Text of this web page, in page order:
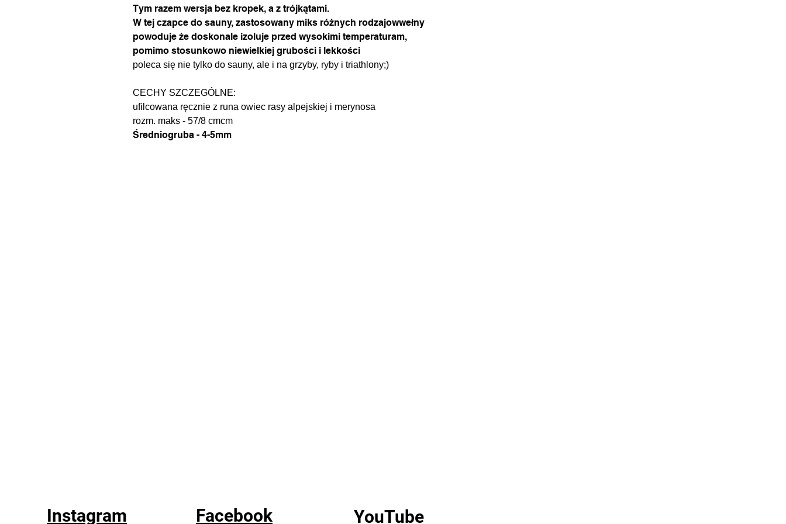
Tym razem wersja bez kropek, a z trójkątami.
W tej czapce do sauny, zastosowany miks różnych rodzajowwełny
powoduje że doskonale izoluje przed wysokimi temperaturam,
pomimo stosunkowo niewielkiej grubości i lekkości
poleca się nie tylko do sauny, ale i na grzyby, ryby i triathlony;)
CECHY SZCZEGÓLNE:
ufilcowana ręcznie z runa owiec rasy alpejskiej i merynosa
rozm. maks - 57/8 cmcm
Średniogruba - 4-5mm
Instagram Facebook YouTube